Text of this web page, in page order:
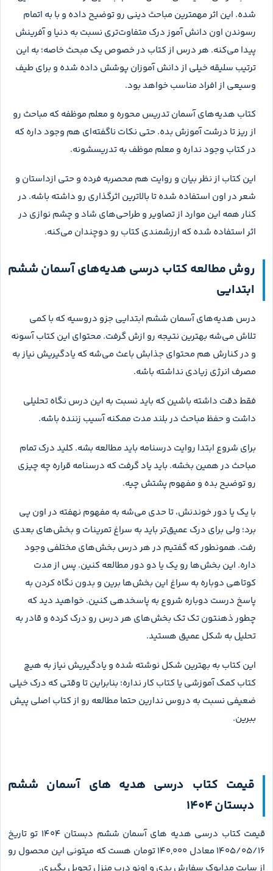
شده. این اثر مهمترین مباحث دینی رو توضیح داده و با به اتمام
رسوندن اون دانش آموز درک متفاوت‌تری نسبت به دنیا و آفرینش
پیدا می‌کنه. هر درس از کتاب در خصوص یک مبحث خاصه؛ به این
ترتیب سلیقه خیلی از دانش آموزان پوشش داده شده و برای طیف
وسیعی از افراد مناسب خواهد بود.
کتاب هدیه‌های آسمان تدریس محوره و معلم موظفه که مباحث رو
از ریز تا درشت آموزش بده. حتی نکات ناگفته‌ای هم وجود داره که
در کتاب وجود نداره و معلم موظف به تدریسشونه.
این کتاب از نظر بیان و روایت هم محصربه فرده و حتی ازداستان و
شعر در اون استفاده شده تا بالاترین اثرگذاری رو داشته باشه. در
کنار همه این موارد از تصاویر و طراحی‌های شاد و چشم نوازی در
اثر استفاده شده که ارزشمندی کتاب رو دوچندان می‌کنه.
روش مطالعه کتاب درسی هدیه‌های آسمان ششم
ابتدایی
درس هدیه‌های آسمان ششم ابتدایی جزو دروسیه که با کمی
تلاش می‌شه بهترین نتیجه رو ازش گرفت. محتوای این کتاب آسونه
و در کنارش هم محتوای جذابش باعث می‌شه که یادگیریش نیاز به
مصرف انرژی زیادی نداشته باشه.
فقط دقت داشته باشین که باید نسبت به این درس نگاه تحلیلی
داشت و حفظ مباحث در بلند مدت ممکنه آسیب زننده باشه.
برای شروع ابتدا روایت درسنامه باید مطالعه بشه. کلید درک تمام
مباحث در همین بخشه. باید یاد گرفت که درسنامه قراره چه چیزی
رو توضیح بده و مفهوم پشتش چیه.
با یک یا دور خوندنش، تا حدی می‌شه به مفهوم نهفته در اون پی
برد؛ ولی برای درک عمیق‌تر باید به سراغ تمرینات و بخش‌های بعدی
رفت. همونطور که گفتیم در هر درس بخش‌های مختلفی وجود
داره. این بخش‌ها رو یک یا دو دور مطالعه کنین. پس از مدت
کوتاهی دوباره به سراغ این بخش‌ها برین و بدون نگاه کردن به
پاسخ درست دوباره شروع به پاسخدهی کنین. خواهید دید که
چطور ذهنتون تک تک بخش‌های هر درس رو درک کرده و قادر به
تحلیل به شکل عمیق هستید.
این کتاب به بهترین شکل نوشته شده و یادگیریش نیاز به هیچ
کتاب کمک آموزشی یا کتاب کار نداره؛ بنابراین تا وقتی که درک خیلی
ضعیفی نسبت به دروس ندارین حتما مطالعه رو از کتاب اصلی پیش
ببرین.
قیمت کتاب درسی هدیه های آسمان ششم
دبستان 1404
قیمت کتاب درسی هدیه های آسمان ششم دبستان 1404 تو تاریخ
1405/05/16 معادل 140,000 تومان هست که میتونی این محصول رو
از سایت مدابوک سفارش بدی و اونو درب منزل تحویل بگیری.